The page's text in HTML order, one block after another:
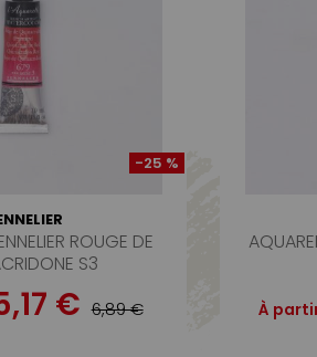
-25 %
ROUGE DE
S3
€ 6,89 € À